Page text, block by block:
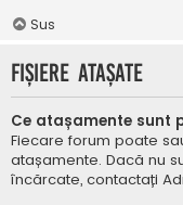
Sus
Fișiere atașate
Ce atașamente sunt
Fiecare forum poate
atașamente. Dacă nu
încărcate, contactați